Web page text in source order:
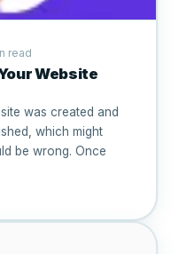
read
Website
was created and
which might
be wrong. Once